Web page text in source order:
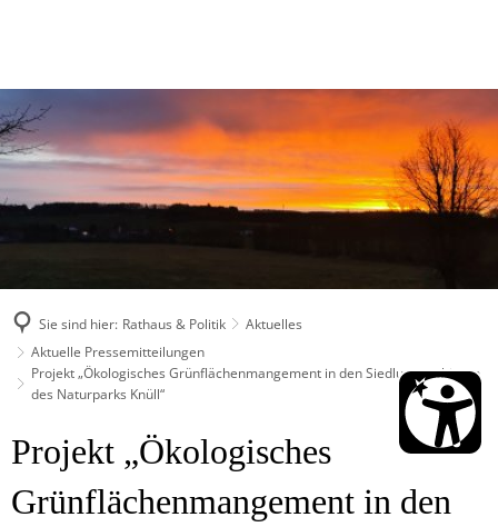
Sie sind hier: Rathaus & Politik
Aktuelles
Aktuelle Pressemitteilungen
Projekt „Ökologisches Grünflächenmangement in den Siedlungsgebieten
des Naturparks Knüll“
Projekt „Ökologisches
Grünflächenmangement in den